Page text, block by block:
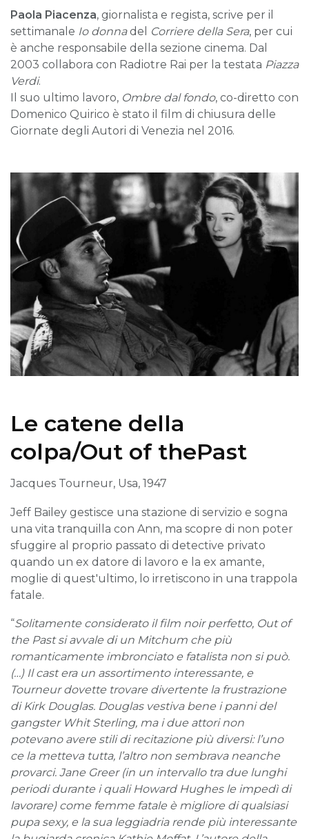
Paola Piacenza, giornalista e regista, scrive per il
settimanale Io donnadel Corriere della Sera, per cui
è anche responsabile della sezione cinema. Dal
2003 collabora con Radiotre Rai per la testata Piazza
Verdi.
Il suo ultimo lavoro, Ombre dal fondo, co-diretto con
Domenico Quirico è stato il film di chiusura delle
Giornate degli Autori di Venezia nel 2016.
Le catene della
colpa/Out of thePast
Jacques Tourneur, Usa, 1947
Jeff Bailey gestisce una stazione di servizio e sogna
una vita tranquilla con Ann, ma scopre di non poter
sfuggire al proprio passato di detective privato
quando un ex datore di lavoro e la ex amante,
moglie di quest'ultimo, lo irretiscono in una trappola
fatale.
“Solitamente considerato il film noir perfetto, Out of
the Past si avvale di un Mitchum che più
romanticamente imbronciato e fatalista non si può.
(…) Il cast era un assortimento interessante, e
Tourneur dovette trovare divertente la frustrazione
di Kirk Douglas. Douglas vestiva bene i panni del
gangster Whit Sterling, ma i due attori non
potevano avere stili di recitazione più diversi: l’uno
ce la metteva tutta, l’altro non sembrava neanche
provarci. Jane Greer (in un intervallo tra due lunghi
periodi durante i quali Howard Hughes le impedì di
lavorare) come femme fatale è migliore di qualsiasi
pupa sexy, e la sua leggiadria rende più interessante